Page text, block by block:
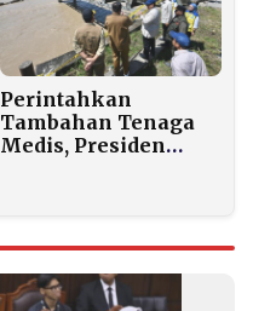
Perintahkan
Tambahan Tenaga
Medis, Presiden